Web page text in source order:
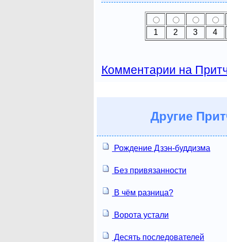
1 2 3 4
Комментарии на
Другие
Рождение Дзэн-буддизма
Без привязанности
В чём разница?
Ворота устали
Десять последователей